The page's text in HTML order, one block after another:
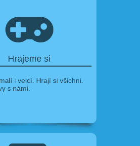
Hrajeme si
i velcí. Hrají si všichni.
si i vy s námi.